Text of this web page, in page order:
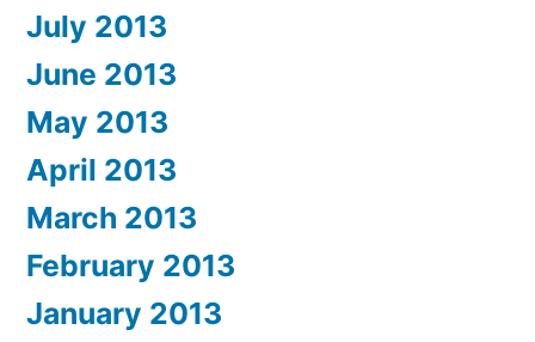
July 2013
June 2013
May 2013
April 2013
March 2013
February 2013
January 2013